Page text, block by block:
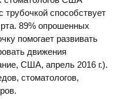
трубочкой способствует
89% опрошенных
помогает развивать
движения
США, апрель 2016 г.).
стоматологов,